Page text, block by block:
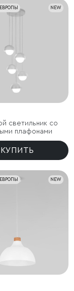
NEW
светильник со
плафонами
КУПИТЬ
NEW